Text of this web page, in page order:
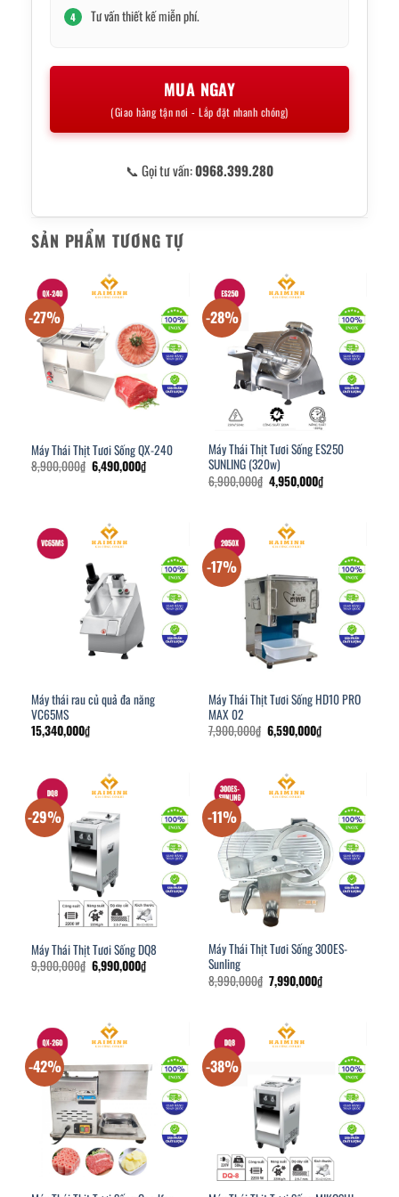
4 Tư vấn thiết kế miễn phí.
MUA NGAY
(Giao hàng tận nơi - Lắp đặt nhanh chóng)
📞 Gọi tư vấn:0968.399.280
SẢN PHẨM TƯƠNG TỰ
-27%
Máy Thái Thịt Tươi Sống QX-240
8,900,000₫ Giá
gốc
6,490,000₫Giá
hiện
-28%
Máy Thái Thịt Tươi Sống ES250
SUNLING (320w)
6,900,000₫ Giá
gốc
4,950,000₫Giá
hiện
Máy thái rau củ quả đa năng
VC65MS
15,340,000₫
-17%
Máy Thái Thịt Tươi Sống HD10 PRO
MAX 02
7,900,000₫ Giá
gốc
6,590,000₫Giá
hiện
-29%
Máy Thái Thịt Tươi Sống DQ8
9,900,000₫ Giá
gốc
6,990,000₫Giá
hiện
-11%
Máy Thái Thịt Tươi Sống 300ES-
Sunling
8,990,000₫ Giá
gốc
7,990,000₫Giá
hiện
-42% -38%